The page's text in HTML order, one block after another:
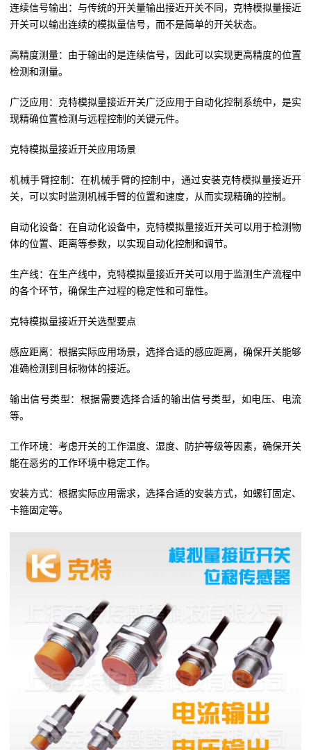
连续信号输出：与传统的开关量输出接近开关不同，克特模拟量接近
开关可以输出连续的模拟量信号，而不是简单的开关状态。
高精度测量：由于输出的是连续信号，因此可以实现更高精度的位置
检测和测量。
广泛应用：克特模拟量接近开关广泛应用于自动化控制系统中，是实
现精确位置检测与远程控制的关键元件。
克特模拟量接近开关应用场景
机械手臂控制：在机械手臂的控制中，通过安装克特模拟量接近开
关，可以实时监测机械手臂的位置和速度，从而实现精确的控制。
自动化设备：在自动化设备中，克特模拟量接近开关可以用于检测物
体的位置、距离等参数，以实现自动化控制和调节。
生产线：在生产线中，克特模拟量接近开关可以用于监测生产流程中
的各个环节，确保生产过程的稳定性和可靠性。
克特模拟量接近开关选型要点
感应距离：根据实际应用场景，选择合适的感应距离，确保开关能够
准确检测到目标物体的接近。
输出信号类型：根据需要选择合适的输出信号类型，如电压、电流
等。
工作环境：考虑开关的工作温度、湿度、防护等级等因素，确保开关
能在恶劣的工作环境中稳定工作。
安装方式：根据实际应用需求，选择合适的安装方式，如螺钉固定、
卡箍固定等。